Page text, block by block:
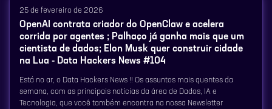
Paulo Vasconcellos (Data Hackers)
Sobre o Nu
O Nu é uma das maiores plataformas de serviços financeiros digitais
do mundo, atendendo a 131 milhões de clientes no Brasil, México e
Colômbia. A empresa tem liderado uma transformação na indústria,
Conheça nossos comentaristas do Data Hackers News:
⁠⁠⁠⁠⁠⁠⁠⁠⁠⁠⁠⁠⁠⁠⁠⁠⁠⁠⁠⁠⁠⁠⁠⁠⁠⁠⁠⁠⁠Monique Femme⁠⁠⁠⁠⁠⁠⁠⁠⁠⁠⁠⁠⁠⁠⁠⁠⁠⁠⁠⁠⁠⁠⁠⁠⁠⁠⁠⁠⁠⁠
Demais canais do Data Hackers:
25 de fevereiro de 2026
OpenAI contrata criador do OpenClaw e acelera
corrida por agentes ; Palhaço já ganha mais que um
cientista de dados; Elon Musk quer construir cidade
na Lua - Data Hackers News #104
Está no ar, o Data Hackers News !! Os assuntos mais quentes da
semana, com as principais notícias da área de Dados, IA e
Tecnologia, que você também encontra na nossa Newsletter